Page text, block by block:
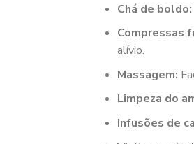
Chá de boldo:
Compressas
alívio.
Massagem:
Limpeza do
Infusões de